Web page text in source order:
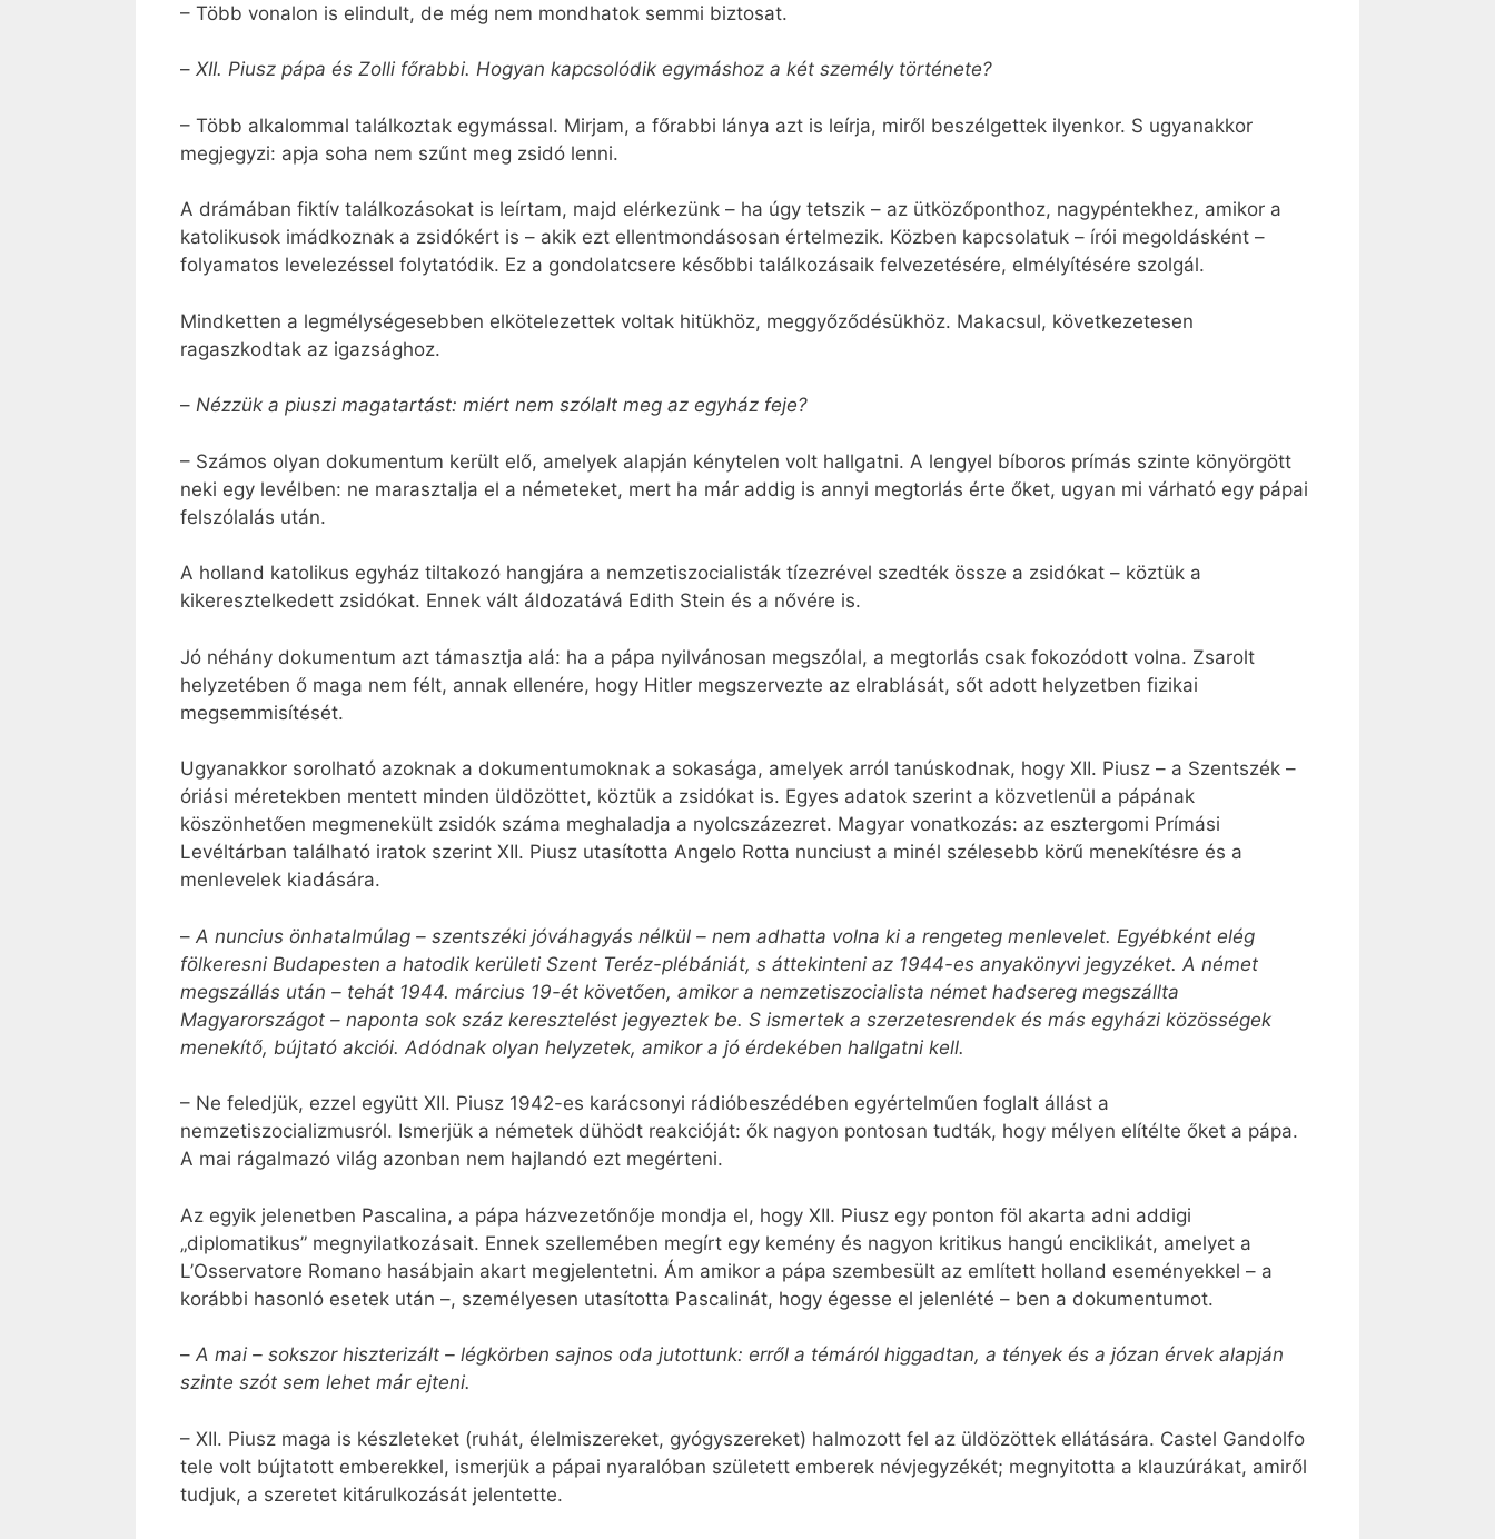
– Több vonalon is elindult, de még nem mondhatok semmi biztosat.
– XII. Piusz pápa és Zolli főrabbi. Hogyan kapcsolódik egymáshoz a két személy története?
– Több alkalommal találkoztak egymással. Mirjam, a főrabbi lánya azt is leírja, miről beszélgettek ilyenkor. S ugyanakkor
megjegyzi: apja soha nem szűnt meg zsidó lenni.
A drámában fiktív találkozásokat is leírtam, majd elérkezünk – ha úgy tetszik – az ütközőponthoz, nagypéntekhez, amikor a
katolikusok imádkoznak a zsidókért is – akik ezt ellentmondásosan értelmezik. Közben kapcsolatuk – írói megoldásként –
folyamatos levelezéssel folytatódik. Ez a gondolatcsere későbbi találkozásaik felvezetésére, elmélyítésére szolgál.
Mindketten a legmélységesebben elkötelezettek voltak hitükhöz, meggyőződésükhöz. Makacsul, következetesen
ragaszkodtak az igazsághoz.
– Nézzük a piuszi magatartást: miért nem szólalt meg az egyház feje?
– Számos olyan dokumentum került elő, amelyek alapján kénytelen volt hallgatni. A lengyel bíboros prímás szinte könyörgött
neki egy levélben: ne marasztalja el a németeket, mert ha már addig is annyi megtorlás érte őket, ugyan mi várható egy pápai
felszólalás után.
A holland katolikus egyház tiltakozó hangjára a nemzetiszocialisták tízezrével szedték össze a zsidókat – köztük a
kikeresztelkedett zsidókat. Ennek vált áldozatává Edith Stein és a nővére is.
Jó néhány dokumentum azt támasztja alá: ha a pápa nyilvánosan megszólal, a megtorlás csak fokozódott volna. Zsarolt
helyzetében ő maga nem félt, annak ellenére, hogy Hitler megszervezte az elrablását, sőt adott helyzetben fizikai
megsemmisítését.
Ugyanakkor sorolható azoknak a dokumentumoknak a sokasága, amelyek arról tanúskodnak, hogy XII. Piusz – a Szentszék –
óriási méretekben mentett minden üldözöttet, köztük a zsidókat is. Egyes adatok szerint a közvetlenül a pápának
köszönhetően megmenekült zsidók száma meghaladja a nyolcszázezret. Magyar vonatkozás: az esztergomi Prímási
Levéltárban található iratok szerint XII. Piusz utasította Angelo Rotta nunciust a minél szélesebb körű menekítésre és a
menlevelek kiadására.
– A nuncius önhatalmúlag – szentszéki jóváhagyás nélkül – nem adhatta volna ki a rengeteg menlevelet. Egyébként elég
fölkeresni Budapesten a hatodik kerületi Szent Teréz-plébániát, s áttekinteni az 1944-es anyakönyvi jegyzéket. A német
megszállás után – tehát 1944. március 19-ét követően, amikor a nemzetiszocialista német hadsereg megszállta
Magyarországot – naponta sok száz keresztelést jegyeztek be. S ismertek a szerzetesrendek és más egyházi közösségek
menekítő, bújtató akciói. Adódnak olyan helyzetek, amikor a jó érdekében hallgatni kell.
– Ne feledjük, ezzel együtt XII. Piusz 1942-es karácsonyi rádióbeszédében egyértelműen foglalt állást a
nemzetiszocializmusról. Ismerjük a németek dühödt reakcióját: ők nagyon pontosan tudták, hogy mélyen elítélte őket a pápa.
A mai rágalmazó világ azonban nem hajlandó ezt megérteni.
Az egyik jelenetben Pascalina, a pápa házvezetőnője mondja el, hogy XII. Piusz egy ponton föl akarta adni addigi
„diplomatikus” megnyilatkozásait. Ennek szellemében megírt egy kemény és nagyon kritikus hangú enciklikát, amelyet a
L’Osservatore Romano hasábjain akart megjelentetni. Ám amikor a pápa szembesült az említett holland eseményekkel – a
korábbi hasonló esetek után –, személyesen utasította Pascalinát, hogy égesse el jelenlété – ben a dokumentumot.
– A mai – sokszor hiszterizált – légkörben sajnos oda jutottunk: erről a témáról higgadtan, a tények és a józan érvek alapján
szinte szót sem lehet már ejteni.
– XII. Piusz maga is készleteket (ruhát, élelmiszereket, gyógyszereket) halmozott fel az üldözöttek ellátására. Castel Gandolfo
tele volt bújtatott emberekkel, ismerjük a pápai nyaralóban született emberek névjegyzékét; megnyitotta a klauzúrákat, amiről
tudjuk, a szeretet kitárulkozását jelentette.